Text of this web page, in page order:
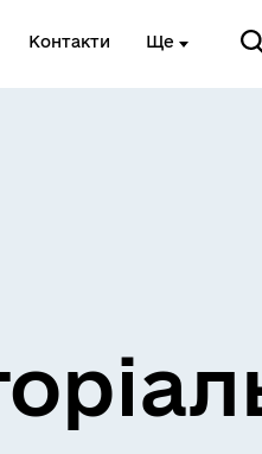
Контакти Ще